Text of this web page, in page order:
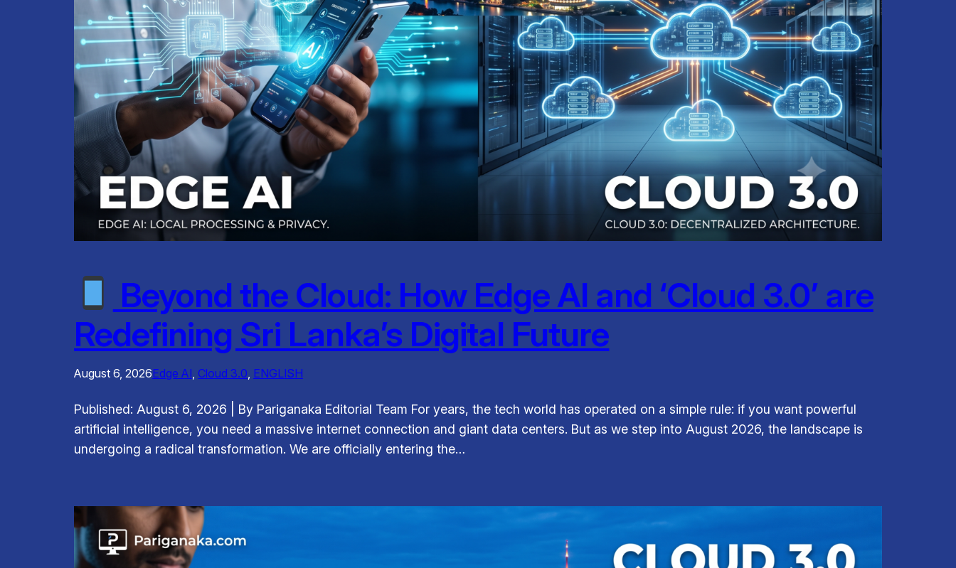
Beyond the Cloud: How Edge AI and ‘Cloud 3.0’ are
Redefining Sri Lanka’s Digital Future
August 6, 2026Edge AI Cloud 3.0 ENGLISH
Published: August 6, 2026 | By Pariganaka Editorial Team For years, the tech world has operated on a simple rule: if you want powerful
artificial intelligence, you need a massive internet connection and giant data centers. But as we step into August 2026, the landscape is
undergoing a radical transformation. We are officially entering the…